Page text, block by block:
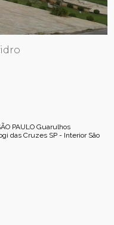
PAULO Guarulhos
das Cruzes SP - Interior São